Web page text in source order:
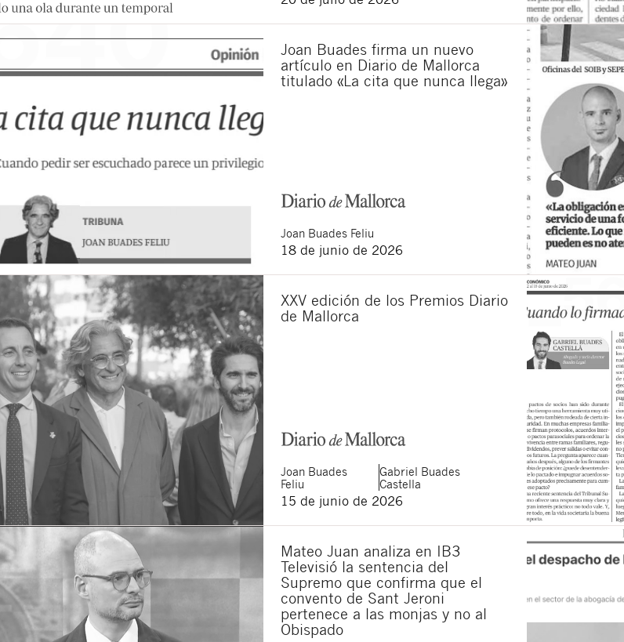
Joan Buades firma un nuevo
artículo en Diario de Mallorca
titulado «La cita que nunca llega»
Joan Buades Feliu
18 de junio de 2026
XXV edición de los Premios Diario
de Mallorca
Joan Buades
Feliu
Gabriel Buades
Castella
15 de junio de 2026
Mateo Juan analiza en IB3
Televisió la sentencia del
Supremo que confirma que el
convento de Sant Jeroni
pertenece a las monjas y no al
Obispado
Acepto recibir comunicaciones sobre nuevos artículos legales.
Acepto lascondiciones legales